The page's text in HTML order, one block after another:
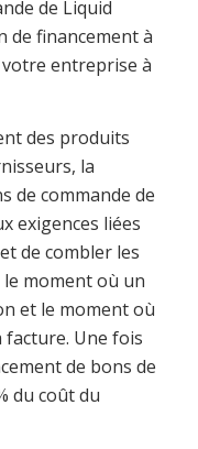
de Liquid
financement à
entreprise à
des produits
la
de commande de
exigences liées
de combler les
moment où un
et le moment où
Une fois
de bons de
du coût du